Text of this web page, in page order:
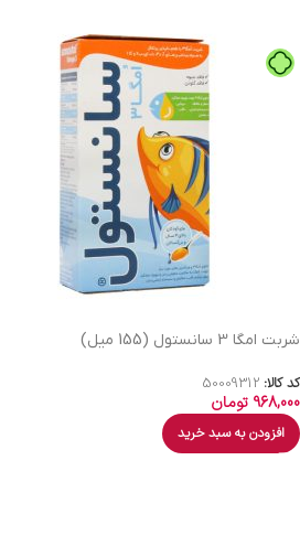
شربت امگا 3 سانستول (155 میل)
کد کالا: 50009312
968,000 تومان
افزودن به سبد خرید